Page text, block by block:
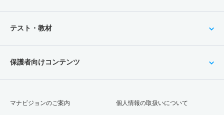
テスト・教材
保護者向けコンテンツ
マナビジョンのご案内 個人情報の取扱いについて